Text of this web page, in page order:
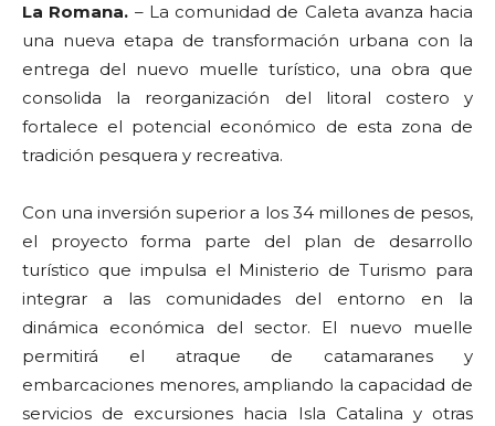
c
e
b
o
o
k
a
ts
A
p
p
ai
l
m
p
ar
ti
r
La Romana. – La comunidad de Caleta avanza hacia
una nueva etapa de transformación urbana con la
entrega del nuevo muelle turístico, una obra que
consolida la reorganización del litoral costero y
fortalece el potencial económico de esta zona de
tradición pesquera y recreativa.
Con una inversión superior a los 34 millones de pesos,
el proyecto forma parte del plan de desarrollo
turístico que impulsa el Ministerio de Turismo para
integrar a las comunidades del entorno en la
dinámica económica del sector. El nuevo muelle
permitirá el atraque de catamaranes y
embarcaciones menores, ampliando la capacidad de
servicios de excursiones hacia Isla Catalina y otras